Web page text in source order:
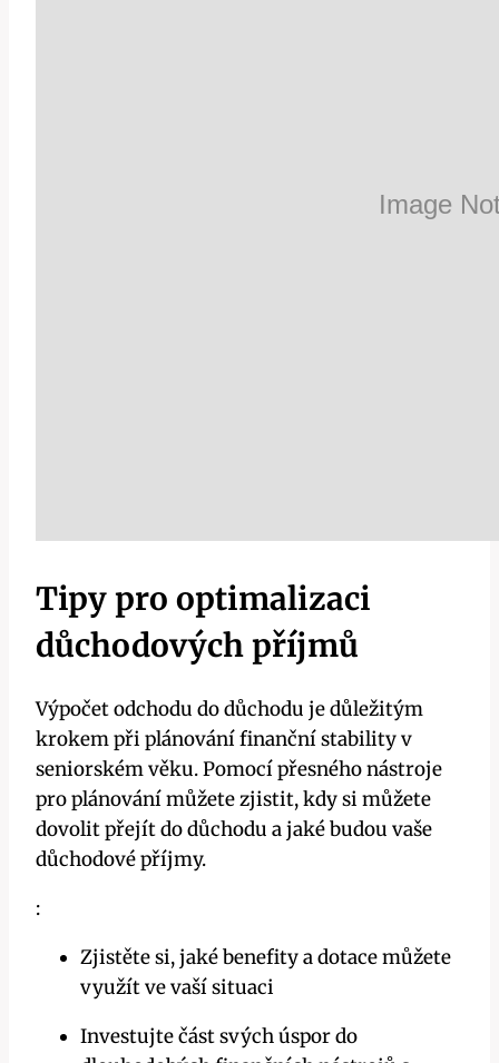
Tipy pro optimalizaci
důchodových příjmů
Výpočet odchodu do důchodu je důležitým
krokem při plánování finanční stability v
seniorském věku. Pomocí přesného nástroje
pro plánování můžete zjistit, kdy si můžete
dovolit přejít do důchodu a jaké budou vaše
důchodové příjmy.
:
Zjistěte si, jaké benefity a dotace můžete
využít ve vaší situaci
Investujte část svých úspor do